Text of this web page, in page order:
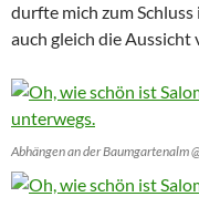
durfte mich zum
auch gleich die Aussicht
Abhängen an der Baumgartenalm